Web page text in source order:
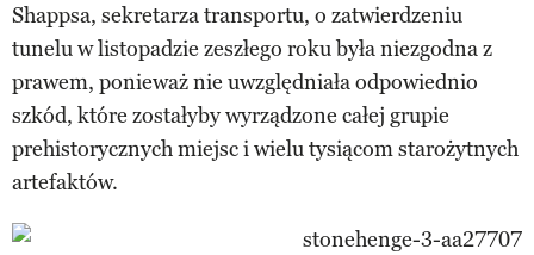
Shappsa, sekretarza transportu, o zatwierdzeniu
tunelu w listopadzie zeszłego roku była niezgodna z
prawem, ponieważ nie uwzględniała odpowiednio
szkód, które zostałyby wyrządzone całej grupie
prehistorycznych miejsc i wielu tysiącom starożytnych
artefaktów.